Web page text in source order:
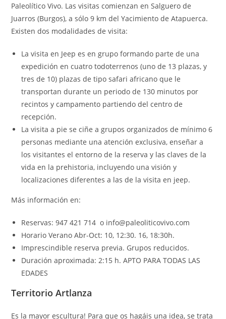
Paleolítico Vivo. Las visitas comienzan en Salguero de
Juarros (Burgos), a sólo 9 km del Yacimiento de Atapuerca.
Existen dos modalidades de visita:
La visita en Jeep es en grupo formando parte de una
expedición en cuatro todoterrenos (uno de 13 plazas, y
tres de 10) plazas de tipo safari africano que le
transportan durante un periodo de 130 minutos por
recintos y campamento partiendo del centro de
recepción.
La visita a pie se ciñe a grupos organizados de mínimo 6
personas mediante una atención exclusiva, enseñar a
los visitantes el entorno de la reserva y las claves de la
vida en la prehistoria, incluyendo una visión y
localizaciones diferentes a las de la visita en jeep.
Más información en:
Reservas: 947 421 714 o info@paleoliticovivo.com
Horario Verano Abr-Oct: 10, 12:30. 16, 18:30h.
Imprescindible reserva previa. Grupos reducidos.
Duración aproximada: 2:15 h. APTO PARA TODAS LAS
EDADES
Territorio Artlanza
Es la mayor escultura! Para que os hagáis una idea, se trata